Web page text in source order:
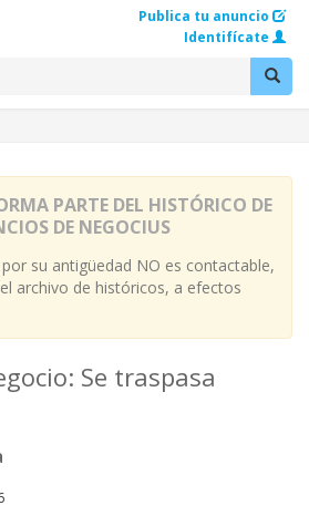
Publica tu anuncio
Identifícate
PARTE DEL HISTÓRICO DE
DE NEGOCIUS
su antigüedad NO es contactable,
archivo de históricos, a efectos
Se traspasa